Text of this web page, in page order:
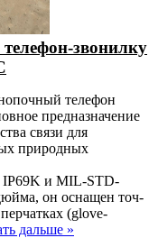
звонилку
телефон
предназначение
связи для
природных
IP69K и MIL-STD-
он оснащен точ-
(glove-
дальше »